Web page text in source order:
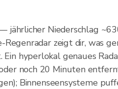
jährlicher Niederschlag
zeigt dir, was
hyperlokal genaues
noch 20 Minuten
Binnenseensysteme